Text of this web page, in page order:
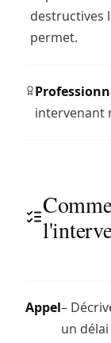
destructives
permet.
intervenant
Appel–
un